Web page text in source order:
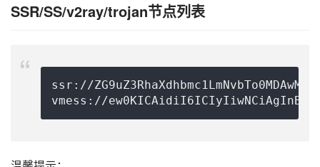
SSR/SS/v2ray/trojan节点列表
ssr://
vmess://